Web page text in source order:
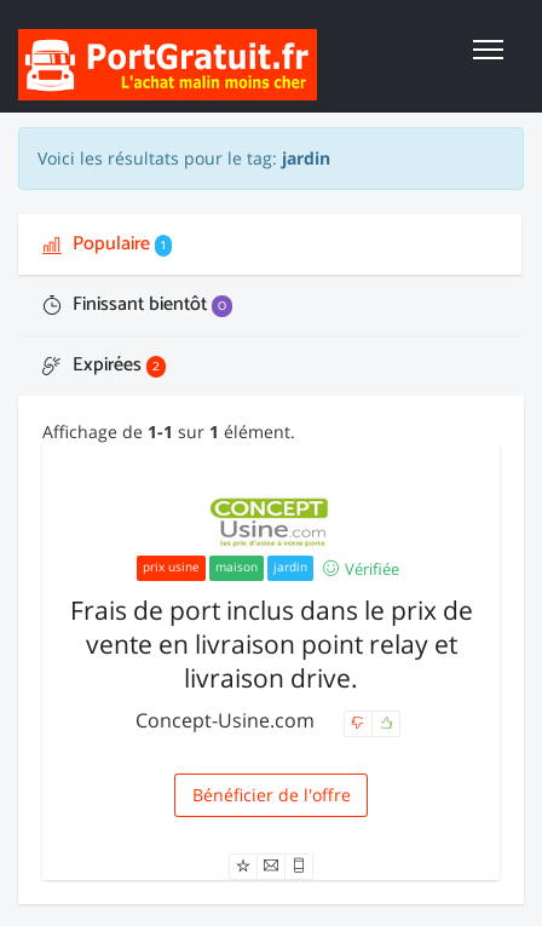
Voici les résultats pour le tag: jardin
Populaire 1
Finissant bientôt 0
Expirées 2
Affichage de 1-1 sur 1 élément.
prix usine maison jardin Vérifiée
Frais de port inclus dans le prix de
vente en livraison point relay et
livraison drive.
Concept-Usine.com
Livraison
Bénéficier de l'offre